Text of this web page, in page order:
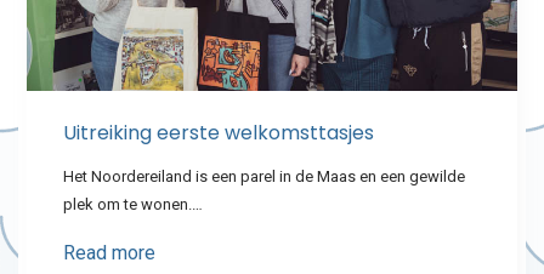
Uitreiking eerste welkomsttasjes
Het Noordereiland is een parel in de Maas en een gewilde
plek om te wonen.…
Read more